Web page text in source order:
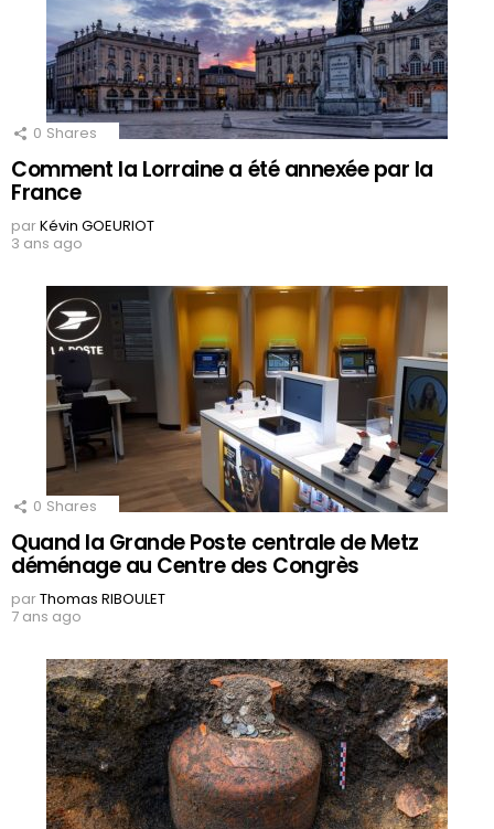
0 Shares
Comment la Lorraine a été annexée par la
France
parKévin GOEURIOT
3 ans ago
0 Shares
Quand la Grande Poste centrale de Metz
déménage au Centre des Congrès
parThomas RIBOULET
7 ans ago